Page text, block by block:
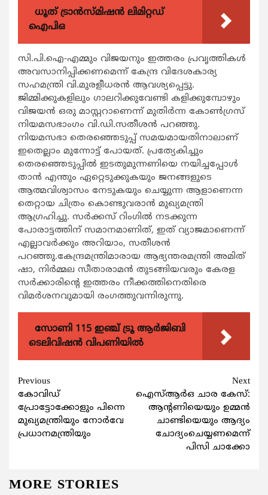
ധൂത് ട്രാൻസ്മിഷൻ ലിമിറ്റഡ്
ഐപിഒ
സി.പി.ഐ-എമ്മും വിജയനും ഇത്തരം പ്രവൃത്തികള്‍
അവസാനിപ്പിക്കണമെന്ന് കേന്ദ്ര വിദേശകാര്യ
സഹമന്ത്രി വി.മുരളീധരന്‍ ആവശ്യപ്പെട്ടു.
ജിമ്മിക്കുകളിലും ഗാലറിക്കുവേണ്ടി കളിക്കുമ്പോഴും
വിജയന്‍ ഒരു മാസ്റ്ററാണെന്ന് മുതിര്‍ന്ന കോണ്‍ഗ്രസ്
നിയമസഭാംഗം വി.ഡി.സതീശന്‍ പറഞ്ഞു.
നിയമസഭാ തെരഞ്ഞെടുപ്പ് സമയമായതിനാലാണ്
ഇതെല്ലാം മുന്നോട്ട് പോയത്. പ്രത്യേകിച്ചും
തെരഞ്ഞെടുപ്പില്‍ ഇടതുമുന്നണിയെ നയിച്ചപ്പോള്‍
താന്‍ എന്തും ഏറ്റെടുക്കുകയും ജനങ്ങളുടെ
ആത്മവിശ്വാസം നേടുകയും ചെയ്യുന്ന ആളാണെന്ന
തെറ്റായ ചിത്രം കൊണ്ടുവരാന്‍ മുഖ്യമന്ത്രി
ആഗ്രഹിച്ചു. സര്‍ക്കസ് റിംഗില്‍ നടക്കുന്ന
പോരാട്ടത്തിന് സമാനമാണിത്, ഇത് വ്യാജമാണെന്ന്
എല്ലാവര്‍ക്കും അറിയാം, സതീശന്‍
പറഞ്ഞു.കേന്ദ്രമന്ത്രിമാരായ ആഭ്യന്തരമന്ത്രി അമിത്
ഷാ, നിര്‍മ്മല സീതാരാമന്‍ തുടങ്ങിയവരും കേരള
സര്‍ക്കാരിന്‍റെ ഇത്തരം നീക്കത്തിനെതിരെ
വിമര്‍ശനവുമായി രംഗത്തുവന്നിരുന്നു.
സോണി 115 ഇഞ്ച് ട്രൂ ആർജിബി
ടെലിവിഷൻ വിപണിയിൽ
Continue
Reading
Previous
കോവിഡ്
പ്രോട്ടോക്കോളും പിന്നെ
മുഖ്യമന്ത്രിയും നോര്‍വേ
പ്രധാനമന്ത്രിയും
Next
ഐസ്ആര്‍ഒ ചാര കേസ്:
ആന്‍റണിയെയും ഉമ്മന്‍
ചാണ്ടിയെയും ആദ്യം
ചോദ്യംചെയ്യണമെന്ന്
പിസി ചാക്കോ
MORE STORIES